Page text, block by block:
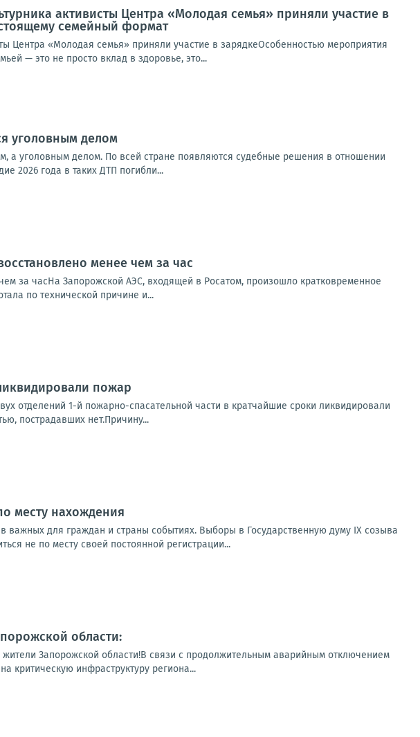
активисты Центра «Молодая семья» приняли участие в
семейный формат
Центра «Молодая семья» приняли участие в зарядкеОсобенностью мероприятия
— это не просто вклад в здоровье, это...
уголовным делом
а уголовным делом. По всей стране появляются судебные решения в отношении
2026 года в таких ДТП погибли...
менее чем за час
за часНа Запорожской АЭС, входящей в Росатом, произошло кратковременное
по технической причине и...
пожар
отделений 1-й пожарно-спасательной части в кратчайшие сроки ликвидировали
пострадавших нет.Причину...
месту нахождения
для граждан и страны событиях. Выборы в Государственную думу IX созыва
не по месту своей постоянной регистрации...
области:
Запорожской области!В связи с продолжительным аварийным отключением
критическую инфраструктуру региона...